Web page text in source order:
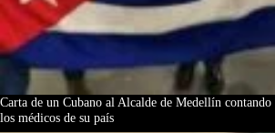
Carta de un Cubano al Alcalde de Medellín contando
los médicos de su país